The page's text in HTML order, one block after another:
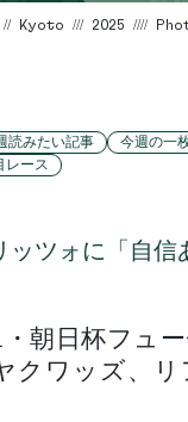
// Kyoto /// 2025 ////
読みたい記事 今週の一
レース
ツォに「自信
朝日杯フュ
クワッズ、リ